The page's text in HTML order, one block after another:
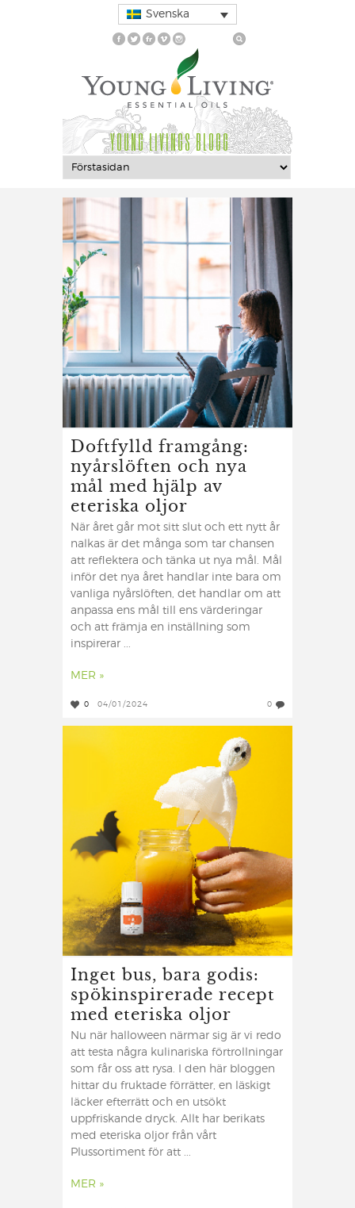
Svenska
YOUNG LIVINGS BLOGG
Doftfylld framgång:
nyårslöften och nya
mål med hjälp av
eteriska oljor
När året går mot sitt slut och ett nytt år
nalkas är det många som tar chansen
att reflektera och tänka ut nya mål. Mål
inför det nya året handlar inte bara om
vanliga nyårslöften, det handlar om att
anpassa ens mål till ens värderingar
och att främja en inställning som
inspirerar ...
MER »
0 04/01/2024 0
Inget bus, bara godis:
spökinspirerade recept
med eteriska oljor
Nu när halloween närmar sig är vi redo
att testa några kulinariska förtrollningar
som får oss att rysa. I den här bloggen
hittar du fruktade förrätter, en läskigt
läcker efterrätt och en utsökt
uppfriskande dryck. Allt har berikats
med eteriska oljor från vårt
Plussortiment för att ...
MER »